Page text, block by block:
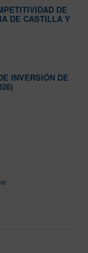
DE
DE CASTILLA Y
INVERSIÓN DE